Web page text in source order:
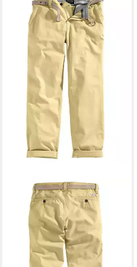
SURPLUS RAW VINTAGE
Chinohose Chino Trousers
aus 100% Baumwolle
33,62 € UVP39,90 €